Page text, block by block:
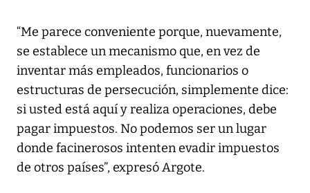
“Me parece conveniente porque, nuevamente,
se establece un mecanismo que, en vez de
inventar más empleados, funcionarios o
estructuras de persecución, simplemente dice:
si usted está aquí y realiza operaciones, debe
pagar impuestos. No podemos ser un lugar
donde facinerosos intenten evadir impuestos
de otros países”, expresó Argote.